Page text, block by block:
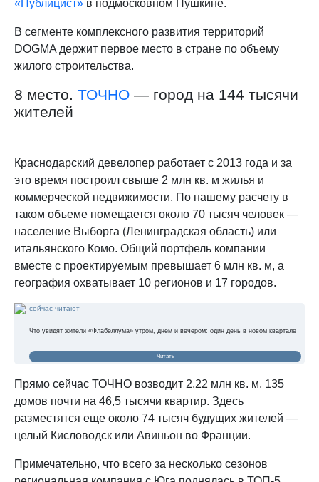
«Публицист» в подмосковном Пушкине.
В сегменте комплексного развития территорий
DOGMA держит первое место в стране по объему
жилого строительства.
8 место. ТОЧНО — город на 144 тысячи
жителей
Краснодарский девелопер работает с 2013 года и за
это время построил свыше 2 млн кв. м жилья и
коммерческой недвижимости. По нашему расчету в
таком объеме помещается около 70 тысяч человек —
население Выборга (Ленинградская область) или
итальянского Комо. Общий портфель компании
вместе с проектируемым превышает 6 млн кв. м, а
география охватывает 10 регионов и 17 городов.
сейчас читают
Что увидят жители «Флабеллума» утром, днем и вечером: один день в новом квартале
Читать
Прямо сейчас ТОЧНО возводит 2,22 млн кв. м, 135
домов почти на 46,5 тысячи квартир. Здесь
разместятся еще около 74 тысяч будущих жителей —
целый Кисловодск или Авиньон во Франции.
Примечательно, что всего за несколько сезонов